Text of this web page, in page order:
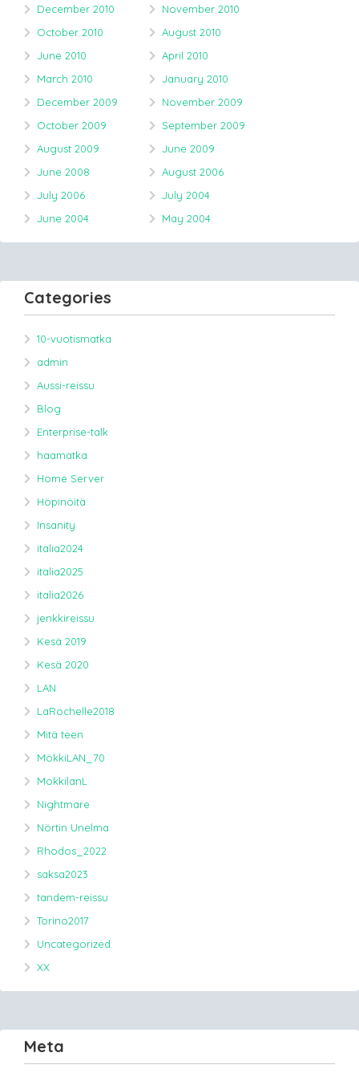
December 2010
November 2010
October 2010
August 2010
June 2010
April 2010
March 2010
January 2010
December 2009
November 2009
October 2009
September 2009
August 2009
June 2009
June 2008
August 2006
July 2006
July 2004
June 2004
May 2004
Categories
10-vuotismatka
admin
Aussi-reissu
Blog
Enterprise-talk
haamatka
Home Server
Höpinöitä
Insanity
italia2024
italia2025
italia2026
jenkkireissu
Kesä 2019
Kesä 2020
LAN
LaRochelle2018
Mitä teen
MökkiLAN_70
MokkilanL
Nightmare
Nörtin Unelma
Rhodos_2022
saksa2023
tandem-reissu
Torino2017
Uncategorized
XX
Meta